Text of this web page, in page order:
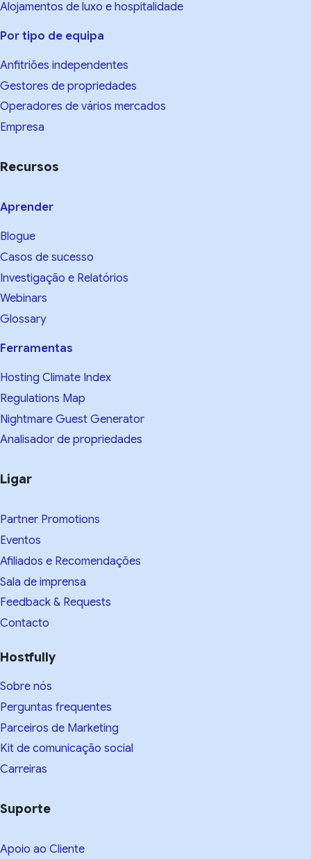
Alojamentos de luxo e hospitalidade
Por tipo de equipa
Anfitriões independentes
Gestores de propriedades
Operadores de vários mercados
Empresa
Recursos
Aprender
Blogue
Casos de sucesso
Investigação e Relatórios
Webinars
Glossary
Ferramentas
Hosting Climate Index
Regulations Map
Nightmare Guest Generator
Analisador de propriedades
Ligar
Partner Promotions
Eventos
Afiliados e Recomendações
Sala de imprensa
Feedback & Requests
Contacto
Hostfully
Sobre nós
Perguntas frequentes
Parceiros de Marketing
Kit de comunicação social
Carreiras
Suporte
Apoio ao Cliente